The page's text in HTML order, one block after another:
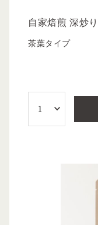
自家焙煎 深炒
茶葉タイプ